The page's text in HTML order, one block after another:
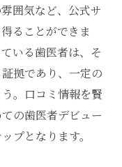
囲気など、公式サ
ることができま
いる歯医者は、そ
拠であり、一定の
。口コミ情報を賢
の歯医者デビュー
プとなります。